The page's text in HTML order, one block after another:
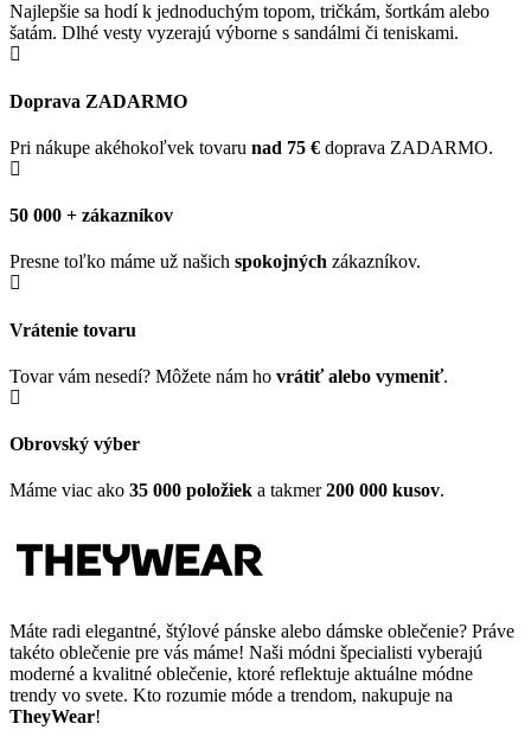
Najlepšie sa hodí k jednoduchým topom, tričkám, šortkám alebo
šatám. Dlhé vesty vyzerajú výborne s sandálmi či teniskami.
Doprava ZADARMO
Pri nákupe akéhokoľvek tovaru nad 75 € doprava ZADARMO.
50 000 + zákazníkov
Presne toľko máme už našich spokojných zákazníkov.
Vrátenie tovaru
Tovar vám nesedí? Môžete nám ho vrátiť alebo vymeniť.
Obrovský výber
Máme viac ako 35 000 položiek a takmer200 000 kusov.
Máte radi elegantné, štýlové pánske alebo dámske oblečenie? Práve
takéto oblečenie pre vás máme! Naši módni špecialisti vyberajú
moderné a kvalitné oblečenie, ktoré reflektuje aktuálne módne
trendy vo svete. Kto rozumie móde a trendom, nakupuje na
TheyWear!